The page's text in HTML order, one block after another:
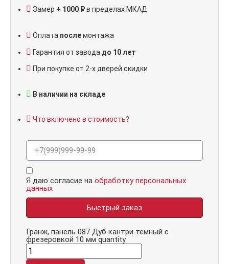
Замер + 1000 ₽в пределах МКАД
Оплата послемонтажа
Гарантия от завода до 10 лет
При покупке от 2-х дверей скидки
В наличии на складе
Что включено в стоимость?
Я даю согласие на обработку персональных
данных
Быстрый заказ
Гранж, панель 087 Дуб кантри темный с
фрезеровкой 10 мм quantity